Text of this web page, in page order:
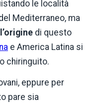
le località
Mediterraneo, ma
di questo
e America Latina si
chiringuito.
eppure per
pare sia